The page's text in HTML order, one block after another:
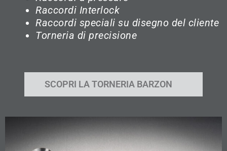
Raccordi Interlock
Raccordi speciali su disegno del cliente
Torneria di precisione
SCOPRI LA TORNERIA BARZON